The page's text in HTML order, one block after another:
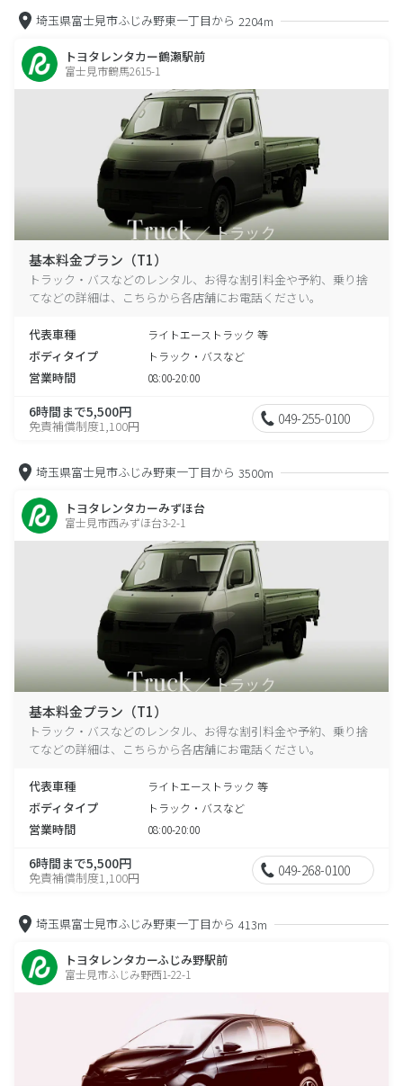
埼玉県富士見市ふじみ野東一丁目から 2204m
トヨタレンタカー鶴瀬駅前
富士見市鶴馬2615-1
基本料金プラン（T1）
トラック・バスなどのレンタル、お得な割引料金や予約、乗り捨
てなどの詳細は、こちらから各店舗にお電話ください。
代表車種 ライトエーストラック 等
ボディタイプ トラック・バスなど
営業時間 08:00-20:00
6時間まで5,500円
免責補償制度1,100円 049-255-0100
埼玉県富士見市ふじみ野東一丁目から 3500m
トヨタレンタカーみずほ台
富士見市西みずほ台3-2-1
基本料金プラン（T1）
トラック・バスなどのレンタル、お得な割引料金や予約、乗り捨
てなどの詳細は、こちらから各店舗にお電話ください。
代表車種 ライトエーストラック 等
ボディタイプ トラック・バスなど
営業時間 08:00-20:00
6時間まで5,500円
免責補償制度1,100円 049-268-0100
埼玉県富士見市ふじみ野東一丁目から 413m
トヨタレンタカーふじみ野駅前
富士見市ふじみ野西1-22-1